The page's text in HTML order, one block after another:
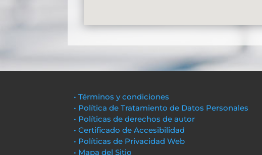
• Términos y condiciones
• Política de Tratamiento de Datos Personales
• Políticas de derechos de autor
• Certificado de Accesibilidad
• Políticas de Privacidad Web
• Mapa del Sitio